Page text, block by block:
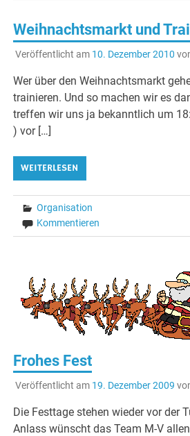
Weihnachtsmarkt und
Veröffentlicht am 10. Dezember 2010
Wer über den Weihnachtsmarkt
trainieren. Und so machen wir es
treffen wir uns ja bekanntlich um
) vor […]
WEITERLESEN
Organisation
Kommentieren
Frohes Fest
Veröffentlicht am 19. Dezember 2009
Die Festtage stehen wieder vor der
Anlass wünscht das Team M-V